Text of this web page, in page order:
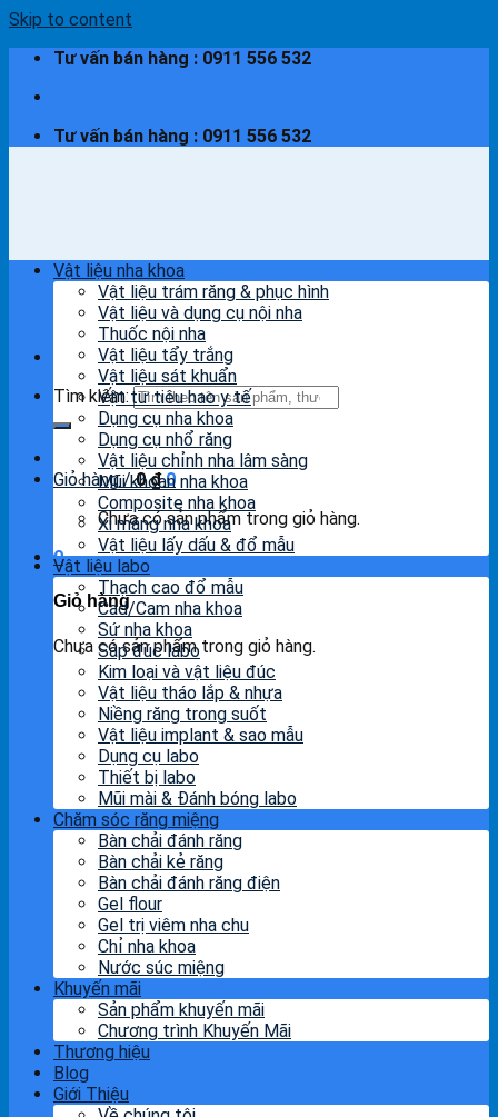
Skip to content
Tư vấn bán hàng : 0911 556 532
Tư vấn bán hàng : 0911 556 532
Tìm kiếm:
Giỏ hàng /0₫ 0
Chưa có sản phẩm trong giỏ hàng.
0
Giỏ hàng
Chưa có sản phẩm trong giỏ hàng.
Vật liệu nha khoa
Vật liệu trám răng & phục hình
Vật liệu và dụng cụ nội nha
Thuốc nội nha
Vật liệu tẩy trắng
Vật liệu sát khuẩn
Vật tư tiêu hao y tế
Dụng cụ nha khoa
Dụng cụ nhổ răng
Vật liệu chỉnh nha lâm sàng
Mũi khoan nha khoa
Composite nha khoa
Xi măng nha khoa
Vật liệu lấy dấu & đổ mẫu
Vật liệu labo
Thạch cao đổ mẫu
Cad/Cam nha khoa
Sứ nha khoa
Sáp đúc labo
Kim loại và vật liệu đúc
Vật liệu tháo lắp & nhựa
Niềng răng trong suốt
Vật liệu implant & sao mẫu
Dụng cụ labo
Thiết bị labo
Mũi mài & Đánh bóng labo
Chăm sóc răng miệng
Bàn chải đánh răng
Bàn chải kẻ răng
Bàn chải đánh răng điện
Gel flour
Gel trị viêm nha chu
Chỉ nha khoa
Nước súc miệng
Khuyến mãi
Sản phẩm khuyến mãi
Chương trình Khuyến Mãi
Thương hiệu
Blog
Giới Thiệu